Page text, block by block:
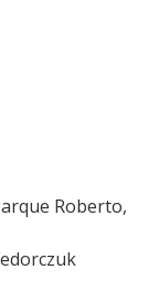
Roberto,